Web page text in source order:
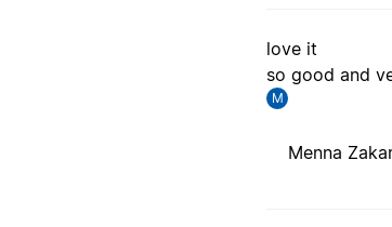
love it
so good and
M
Menna